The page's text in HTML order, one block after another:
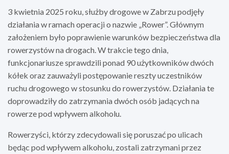
3 kwietnia 2025 roku, służby drogowe w Zabrzu podjęły
działania w ramach operacji o nazwie „Rower”. Głównym
założeniem było poprawienie warunków bezpieczeństwa dla
rowerzystów na drogach. W trakcie tego dnia,
funkcjonariusze sprawdzili ponad 90 użytkowników dwóch
kółek oraz zauważyli postępowanie reszty uczestników
ruchu drogowego w stosunku do rowerzystów. Działania te
doprowadziły do zatrzymania dwóch osób jadących na
rowerze pod wpływem alkoholu.
Rowerzyści, którzy zdecydowali się poruszać po ulicach
będąc pod wpływem alkoholu, zostali zatrzymani przez